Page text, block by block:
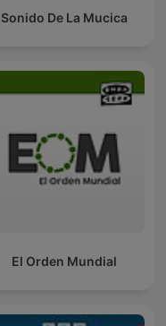
Sonido De La Mucica
El Orden Mundial